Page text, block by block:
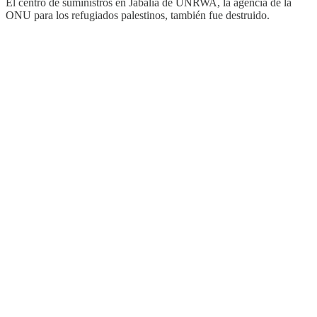
ONU para los refugiados palestinos, también fue destruido.